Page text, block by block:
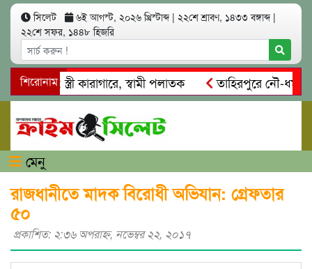
সিলেট ৬ই আগস্ট, ২০২৬ খ্রিস্টাব্দ | ২২শে শ্রাবণ, ১৪৩৩ বঙ্গাব্দ |
২২শে সফর, ১৪৪৮ হিজরি
শিরোনাম
স্ত্রী কারাগারে, স্বামী পলাতক
তাহিরপুরে নৌ-ধর্মঘট
মারধর
নগরীতে কোটি টাকার সম্পত্তি দখলের চেষ্টা:
মেনু
রাজধানীতে মাদক বিরোধী অভিযান: গ্রেফতার
৫০
প্রকাশিত: ২:৩৬ অপরাহ্ণ, নভেম্বর ২২, ২০১৭